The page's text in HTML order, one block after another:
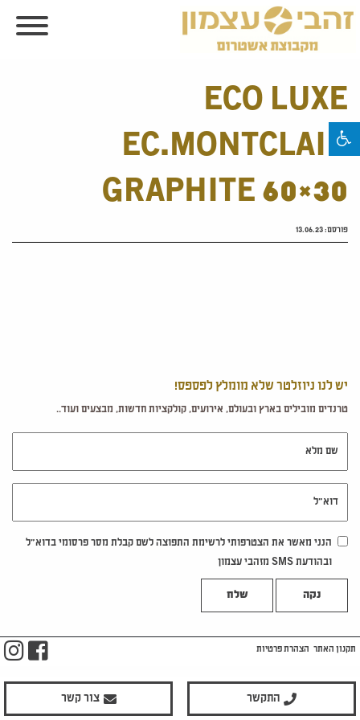
ECO LUXE
EC.MONTCLAIR
GRAPHITE 60×30
פורסם:13.06.23
יש לנו ניוזלטר שלא מומלץ לפספס!
טרנדים מובילים בארץ ובעולם, אירועים, קולקציות חדשות, מבצעים ועוד..
הנני מאשר את הצטרפותי לרשימת התפוצה לשם קבלת מסר פרסומי בדוא"ל
ובהודעת SMS מזהבי עצמון
נקה
התקשר צור קשר
תקנון האתר הצהרת פרטיות